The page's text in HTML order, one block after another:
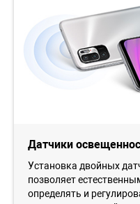
Датчики
Установка двойных
позволяет
определять и